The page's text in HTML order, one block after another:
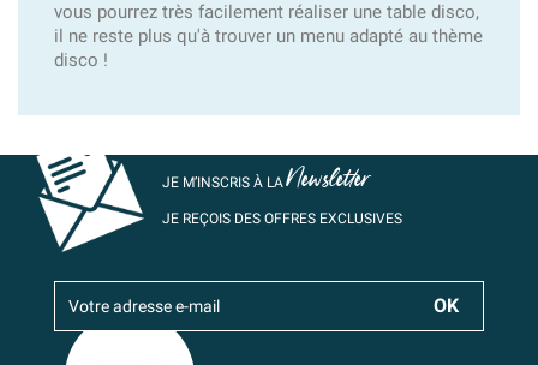
vous pourrez très facilement réaliser une table disco,
il ne reste plus qu'à trouver un menu adapté au thème
disco !
JE M’INSCRIS À LANewsletter
JE REÇOIS DES OFFRES EXCLUSIVES